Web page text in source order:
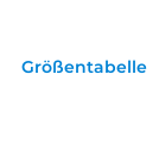
Größentabelle